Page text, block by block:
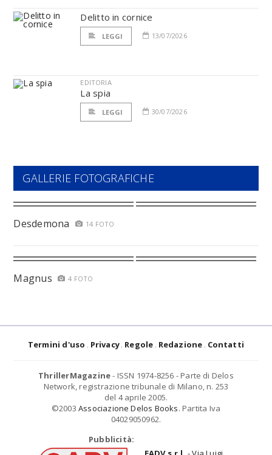
Delitto in cornice
LEGGI 13/07/2026
EDITORIA
La spia
LEGGI 30/07/2026
GALLERIE FOTOGRAFICHE
Desdemona 14 FOTO
Magnus 4 FOTO
Termini d'uso Privacy Regole Redazione Contatti
ThrillerMagazine- ISSN 1974-8256 - Parte di Delos
Network, registrazione tribunale di Milano, n. 253
del 4 aprile 2005.
©2003 Associazione Delos Books. Partita Iva
04029050962.
Pubblicità: